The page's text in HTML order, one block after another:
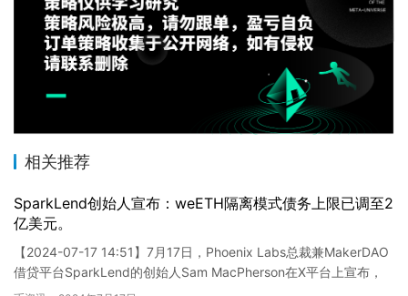
相关推荐
SparkLend创始人宣布：weETH隔离模式债务上限已调至2
亿美元。
【2024-07-17 14:51】7月17日，Phoenix Labs总裁兼MakerDAO
借贷平台SparkLend的创始人Sam MacPherson在X平台上宣布，
我们以太…